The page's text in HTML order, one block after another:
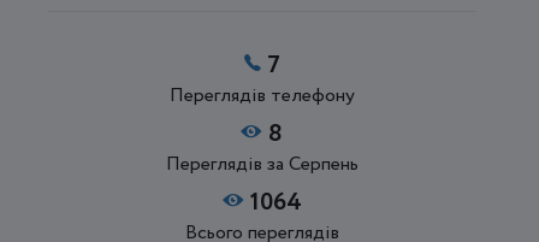
7
Переглядів телефону
8
Переглядів за Серпень
1064
Всього переглядів